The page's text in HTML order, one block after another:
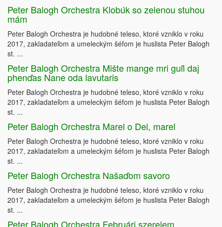
Peter Balogh Orchestra Klobúk so zelenou stuhou
mám
Peter Balogh Orchestra je hudobné teleso, ktoré vzniklo v roku
2017, zakladateľom a umeleckým šéfom je huslista Peter Balogh
st. ...
Peter Balogh Orchestra Mište mange mri guľi daj
phenďas Nane oda lavutaris
Peter Balogh Orchestra je hudobné teleso, ktoré vzniklo v roku
2017, zakladateľom a umeleckým šéfom je huslista Peter Balogh
st. ...
Peter Balogh Orchestra Marel o Del, marel
Peter Balogh Orchestra je hudobné teleso, ktoré vzniklo v roku
2017, zakladateľom a umeleckým šéfom je huslista Peter Balogh
st. ...
Peter Balogh Orchestra Našaďom savoro
Peter Balogh Orchestra je hudobné teleso, ktoré vzniklo v roku
2017, zakladateľom a umeleckým šéfom je huslista Peter Balogh
st. ...
Peter Balogh Orchestra Februári szerelem